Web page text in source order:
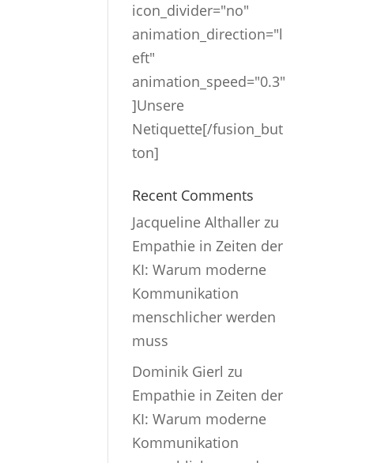
icon_divider="no"
animation_direction="l
eft"
animation_speed="0.3"
]Unsere
Netiquette[/fusion_but
ton]
Recent Comments
Jacqueline Althaller zu
Empathie in Zeiten der
KI: Warum moderne
Kommunikation
menschlicher werden
muss
Dominik Gierl zu
Empathie in Zeiten der
KI: Warum moderne
Kommunikation